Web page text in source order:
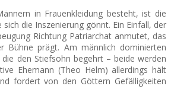
in Frauenkleidung besteht, ist die
sich die Inszenierung gönnt. Ein Einfall, der
Richtung Patriarchat anmutet, das
Bühne prägt. Am männlich dominierten
den Stiefsohn begehrt – beide werden
Ehemann (Theo Helm) allerdings hält
fordert von den Göttern Gefälligkeiten